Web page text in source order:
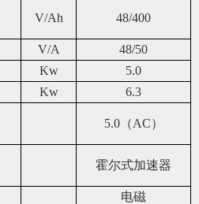
V/Ah 48/400
V/A
48/50
Kw
5.0
Kw
6.3
5.0（AC）
霍尔式加速器
电磁